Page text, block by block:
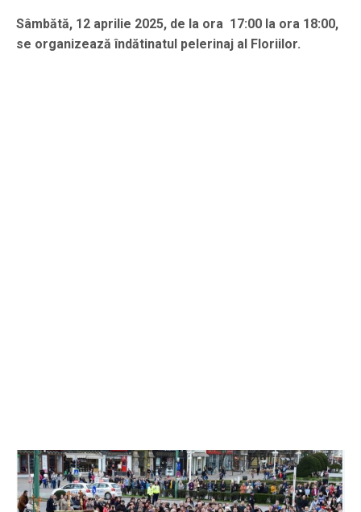
Sâmbătă, 12 aprilie 2025, de la ora 17:00 la ora 18:00,
se organizează îndătinatul pelerinaj al Floriilor.